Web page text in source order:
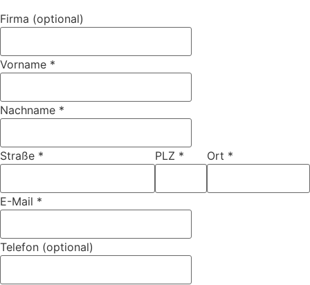
Firma (optional)
Vorname *
Nachname *
Straße * PLZ * Ort *
E-Mail *
Telefon (optional)